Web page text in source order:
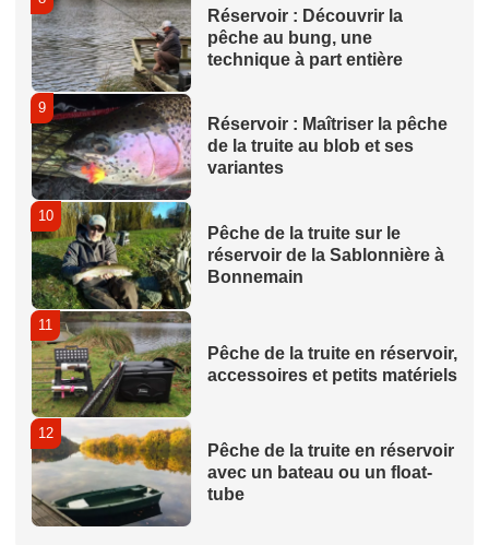
Réservoir : Découvrir la
pêche au bung, une
technique à part entière
9
Réservoir : Maîtriser la pêche
de la truite au blob et ses
variantes
10
Pêche de la truite sur le
réservoir de la Sablonnière à
Bonnemain
11
Pêche de la truite en réservoir,
accessoires et petits matériels
12
Pêche de la truite en réservoir
avec un bateau ou un float-
tube